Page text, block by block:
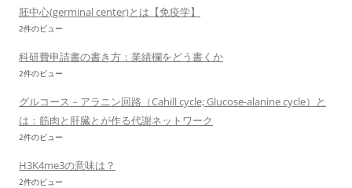
胚中心(germinal center)とは【免疫学】
2件のビュー
科研費申請書の書き方：業績欄をどう書くか
2件のビュー
グルコース－アラニン回路（Cahill cycle; Glucose-alanine cycle）と
は：筋肉と肝臓とが作る代謝ネットワーク
2件のビュー
H3K4me3の意味は？
2件のビュー